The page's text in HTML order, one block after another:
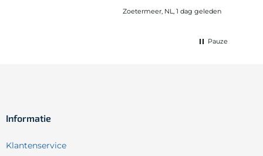
Zoetermeer, NL, 1 dag geleden
Pauze
Informatie
Klantenservice